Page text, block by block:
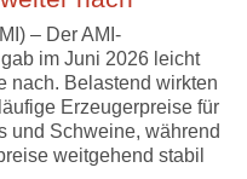
– Der AMI-
im Juni 2026 leicht
nach. Belastend wirkten
Erzeugerpreise für
und Schweine, während
weitgehend stabil